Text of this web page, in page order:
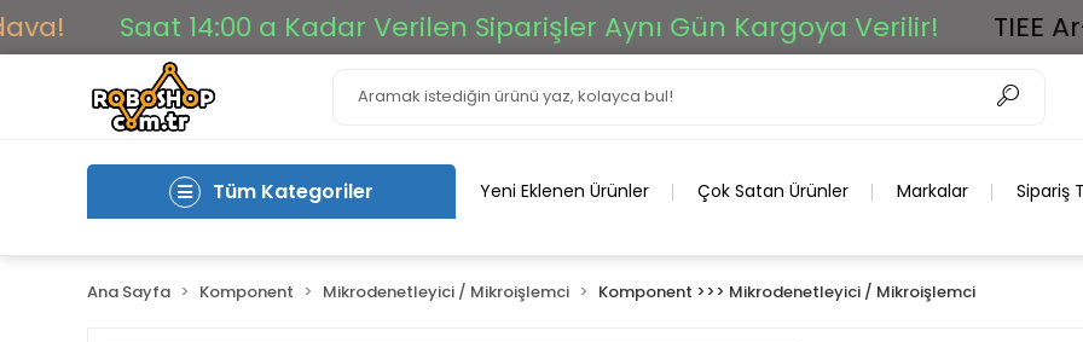
Saat 14:00 a Kadar Verilen Siparişler Aynı Gün Kargoya Verilir! TIEE Ar-Ge
Tüm Kategoriler Yeni Eklenen Ürünler Çok Satan Ürünler Markalar Sipariş
Ana Sayfa Komponent Mikrodenetleyici / Mikroişlemci Komponent >>> Mikrodenetleyici / Mikroişlemci